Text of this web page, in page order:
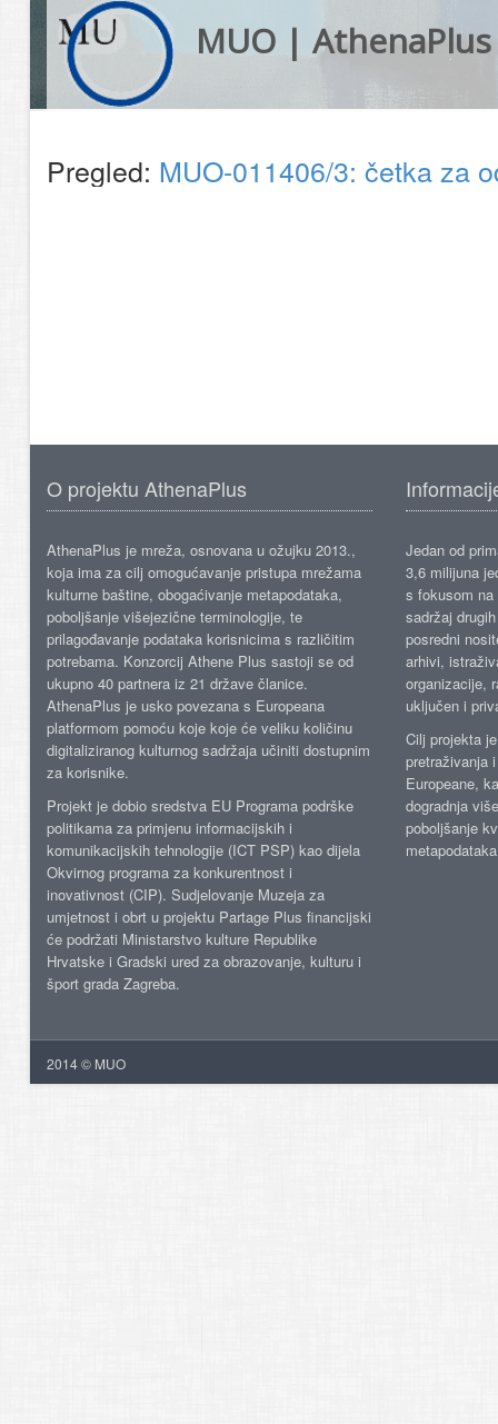
MUO | AthenaPlus
Pregled: MUO-011406/3: četka za
O projektu AthenaPlus
AthenaPlus je mreža, osnovana u ožujku 2013.,
koja ima za cilj omogućavanje pristupa mrežama
kulturne baštine, obogaćivanje metapodataka,
poboljšanje višejezične terminologije, te
prilagođavanje podataka korisnicima s različitim
potrebama. Konzorcij Athene Plus sastoji se od
ukupno 40 partnera iz 21 države članice.
AthenaPlus je usko povezana s Europeana
platformom pomoću koje koje će veliku količinu
digitaliziranog kulturnog sadržaja učiniti dostupnim
za korisnike.
Projekt je dobio sredstva EU Programa podrške
politikama za primjenu informacijskih i
komunikacijskih tehnologije (ICT PSP) kao dijela
Okvirnog programa za konkurentnost i
inovativnost (CIP). Sudjelovanje Muzeja za
umjetnost i obrt u projektu Partage Plus financijski
će podržati Ministarstvo kulture Republike
Hrvatske i Gradski ured za obrazovanje, kulturu i
šport grada Zagreba.
Jedan od
3,6 milijuna
s fokusom
sadržaj
posredni
arhivi,
organizacije,
uključen i
Cilj projekta
pretraživanja
Europeane,
dogradnja
poboljšanje
2014 © MUO